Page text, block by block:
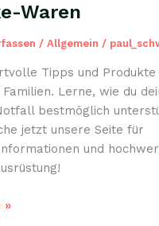
Waren
/Allgemein /
Tipps und Produkte
Lerne, wie du
bestmöglich
jetzt unsere Seite für
und
»